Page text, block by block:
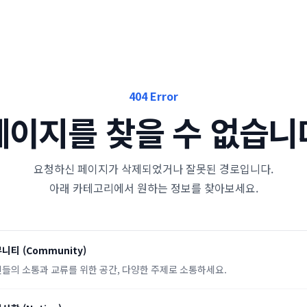
404 Error
지를 찾을 수 없습
요청하신 페이지가 삭제되었거나 잘못된 경로입니다.
아래 카테고리에서 원하는 정보를 찾아보세요.
티 (Community)
의 소통과 교류를 위한 공간, 다양한 주제로 소통하세요.